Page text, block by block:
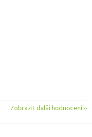
5 hvězdiček.
Zobrazit další hodnocení